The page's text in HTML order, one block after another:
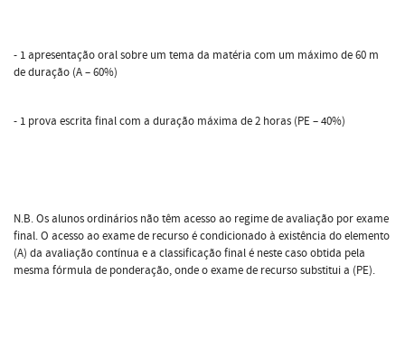
- 1 apresentação oral sobre um tema da matéria com um máximo de 60 m
de duração (A – 60%)
- 1 prova escrita final com a duração máxima de 2 horas (PE – 40%)
N.B. Os alunos ordinários não têm acesso ao regime de avaliação por exame
final. O acesso ao exame de recurso é condicionado à existência do elemento
(A) da avaliação contínua e a classificação final é neste caso obtida pela
mesma fórmula de ponderação, onde o exame de recurso substitui a (PE).